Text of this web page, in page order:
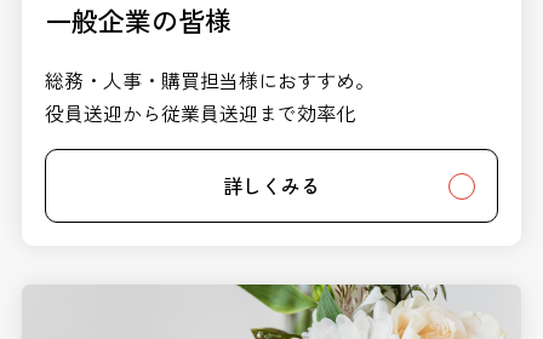
一般企業の皆様
総務・人事・購買担当様におすすめ。
役員送迎から従業員送迎まで効率化
詳しくみる